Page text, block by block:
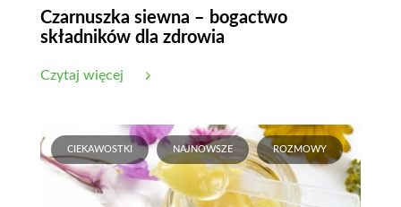
Czarnuszka siewna – bogactwo
składników dla zdrowia
Czytaj więcej
CIEKAWOSTKI NAJNOWSZE ROZMOWY